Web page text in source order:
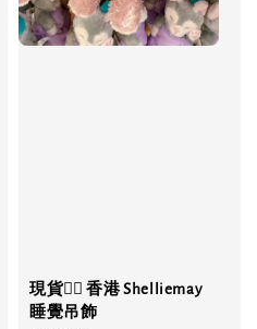
現貨❤️‍🔥 香港 Shelliemay
睡覺吊飾